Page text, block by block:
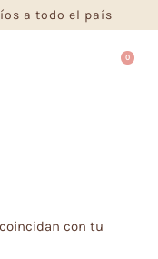
a todo el país
0
con tu